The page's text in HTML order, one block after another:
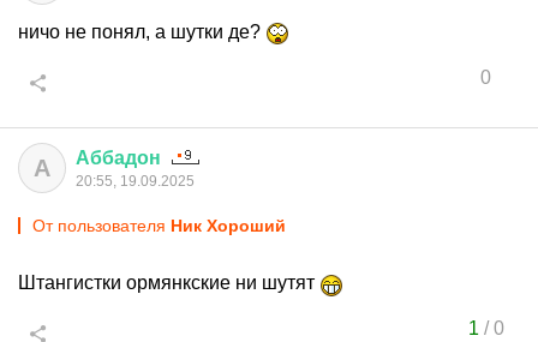
ничо не понял, а шутки де?
0
А Аббадон
20:55, 19.09.2025
От пользователя Ник Хороший
Штангистки ормянкские ни шутят
1 /0